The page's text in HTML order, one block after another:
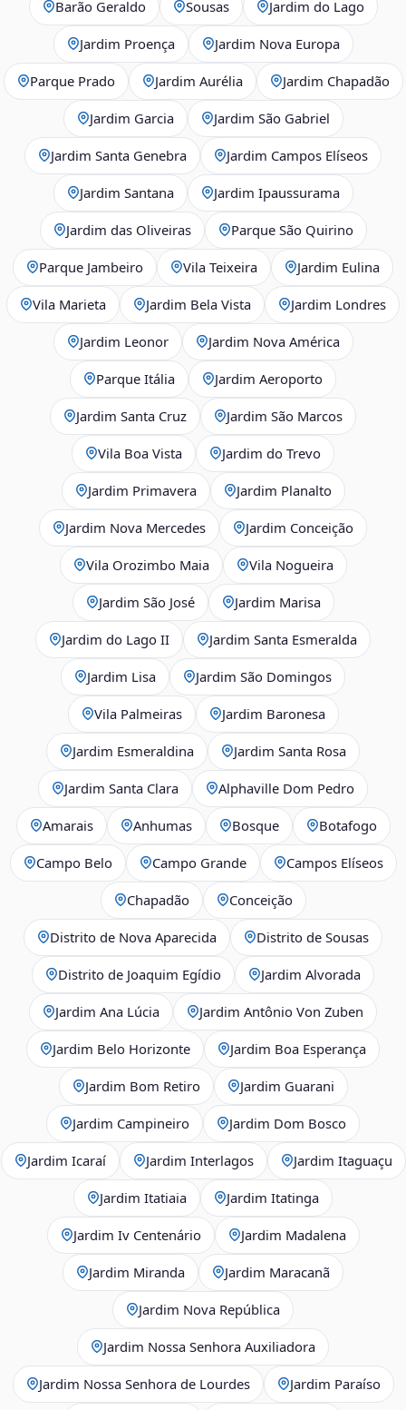
Barão Geraldo Sousas Jardim do Lago
Jardim Proença Jardim Nova Europa
Parque Prado Jardim Aurélia Jardim Chapadão
Jardim Garcia Jardim São Gabriel
Jardim Santa Genebra Jardim Campos Elíseos
Jardim Santana Jardim Ipaussurama
Jardim das Oliveiras Parque São Quirino
Parque Jambeiro Vila Teixeira Jardim Eulina
Vila Marieta Jardim Bela Vista Jardim Londres
Jardim Leonor Jardim Nova América
Parque Itália Jardim Aeroporto
Jardim Santa Cruz Jardim São Marcos
Vila Boa Vista Jardim do Trevo
Jardim Primavera Jardim Planalto
Jardim Nova Mercedes Jardim Conceição
Vila Orozimbo Maia Vila Nogueira
Jardim São José Jardim Marisa
Jardim do Lago II Jardim Santa Esmeralda
Jardim Lisa Jardim São Domingos
Vila Palmeiras Jardim Baronesa
Jardim Esmeraldina Jardim Santa Rosa
Jardim Santa Clara Alphaville Dom Pedro
Amarais Anhumas Bosque Botafogo
Campo Belo Campo Grande Campos Elíseos
Chapadão Conceição
Distrito de Nova Aparecida Distrito de Sousas
Distrito de Joaquim Egídio Jardim Alvorada
Jardim Ana Lúcia Jardim Antônio Von Zuben
Jardim Belo Horizonte Jardim Boa Esperança
Jardim Bom Retiro Jardim Guarani
Jardim Campineiro Jardim Dom Bosco
Jardim Icaraí Jardim Interlagos Jardim Itaguaçu
Jardim Itatiaia Jardim Itatinga
Jardim Iv Centenário Jardim Madalena
Jardim Miranda Jardim Maracanã
Jardim Nova República
Jardim Nossa Senhora Auxiliadora
Jardim Nossa Senhora de Lourdes Jardim Paraíso